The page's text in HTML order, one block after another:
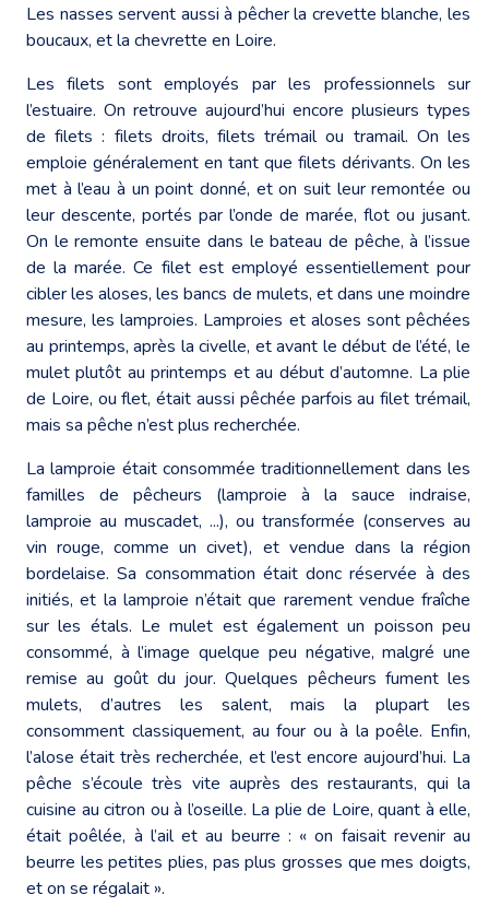
Les nasses servent aussi à pêcher la crevette blanche, les
boucaux, et la chevrette en Loire.
Les filets sont employés par les professionnels sur
l’estuaire. On retrouve aujourd’hui encore plusieurs types
de filets : filets droits, filets trémail ou tramail. On les
emploie généralement en tant que filets dérivants. On les
met à l’eau à un point donné, et on suit leur remontée ou
leur descente, portés par l’onde de marée, flot ou jusant.
On le remonte ensuite dans le bateau de pêche, à l’issue
de la marée. Ce filet est employé essentiellement pour
cibler les aloses, les bancs de mulets, et dans une moindre
mesure, les lamproies. Lamproies et aloses sont pêchées
au printemps, après la civelle, et avant le début de l’été, le
mulet plutôt au printemps et au début d’automne. La plie
de Loire, ou flet, était aussi pêchée parfois au filet trémail,
mais sa pêche n’est plus recherchée.
La lamproie était consommée traditionnellement dans les
familles de pêcheurs (lamproie à la sauce indraise,
lamproie au muscadet, ...), ou transformée (conserves au
vin rouge, comme un civet), et vendue dans la région
bordelaise. Sa consommation était donc réservée à des
initiés, et la lamproie n’était que rarement vendue fraîche
sur les étals. Le mulet est également un poisson peu
consommé, à l’image quelque peu négative, malgré une
remise au goût du jour. Quelques pêcheurs fument les
mulets, d’autres les salent, mais la plupart les
consomment classiquement, au four ou à la poêle. Enfin,
l’alose était très recherchée, et l’est encore aujourd’hui. La
pêche s’écoule très vite auprès des restaurants, qui la
cuisine au citron ou à l’oseille. La plie de Loire, quant à elle,
était poêlée, à l’ail et au beurre : « on faisait revenir au
beurre les petites plies, pas plus grosses que mes doigts,
et on se régalait ».